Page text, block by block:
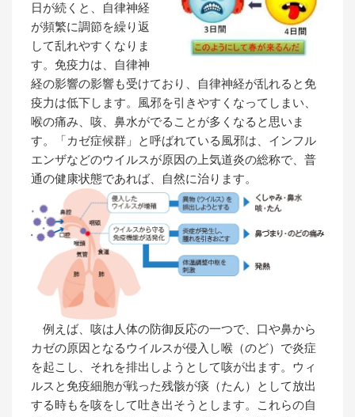
日が続くと、自律神経
が頻繁に調節を繰り返
して乱れやすくなりま
す。免疫力は、自律神
経の影響の影響も受けており、自律神経が乱れると免
疫力は低下します。風邪を引きやすくなってしまい、
喉の痛み、咳、鼻水がでることが多くなると思いま
す。「カゼ症候群」と呼ばれている風邪は、インフル
エンザなどのウイルスが原因の上気道炎の総称で、普
通の健康状態であれば、自然に治ります。
例えば、咳は人体の防御反応の一つで、口や鼻から
カゼの原因となるウイルスが侵入し喉（のど）で炎症
を起こし、それを排出しようとして咳が出ます。ウィ
ルスと免疫細胞が戦った残骸が痰（たん）として放出
する時もを咳をして吐き出そうとします。これらの自